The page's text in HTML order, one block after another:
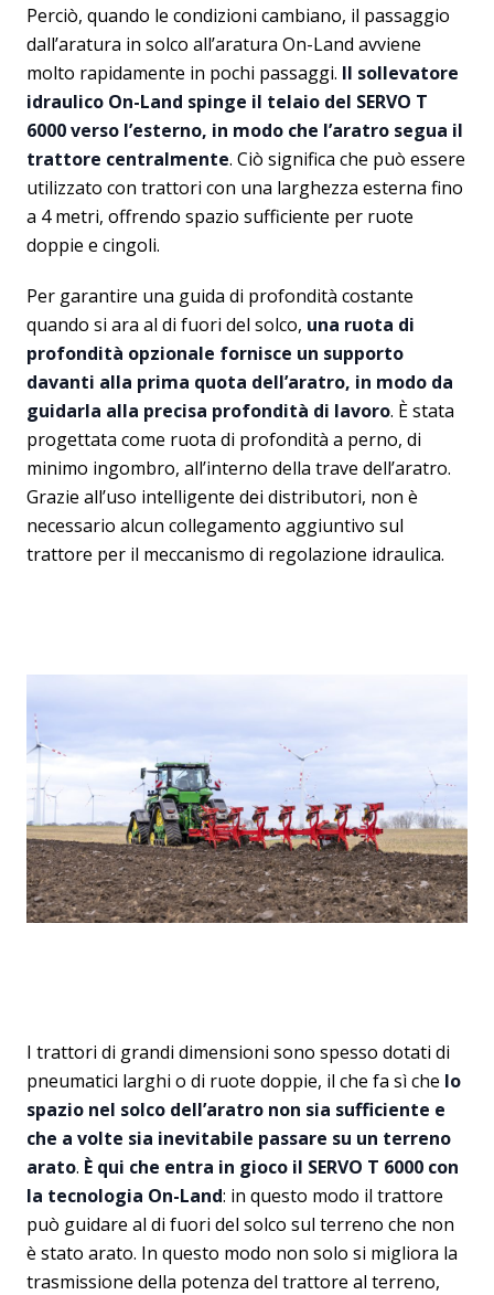
Perciò, quando le condizioni cambiano, il passaggio
dall’aratura in solco all’aratura On-Land avviene
molto rapidamente in pochi passaggi. Il sollevatore
idraulico On-Land spinge il telaio del SERVO T
6000 verso l’esterno, in modo che l’aratro segua il
trattore centralmente. Ciò significa che può essere
utilizzato con trattori con una larghezza esterna fino
a 4 metri, offrendo spazio sufficiente per ruote
doppie e cingoli.
Per garantire una guida di profondità costante
quando si ara al di fuori del solco, una ruota di
profondità opzionale fornisce un supporto
davanti alla prima quota dell’aratro, in modo da
guidarla alla precisa profondità di lavoro. È stata
progettata come ruota di profondità a perno, di
minimo ingombro, all’interno della trave dell’aratro.
Grazie all’uso intelligente dei distributori, non è
necessario alcun collegamento aggiuntivo sul
trattore per il meccanismo di regolazione idraulica.
I trattori di grandi dimensioni sono spesso dotati di
pneumatici larghi o di ruote doppie, il che fa sì che lo
spazio nel solco dell’aratro non sia sufficiente e
che a volte sia inevitabile passare su un terreno
arato. È qui che entra in gioco il SERVO T 6000 con
la tecnologia On-Land: in questo modo il trattore
può guidare al di fuori del solco sul terreno che non
è stato arato. In questo modo non solo si migliora la
trasmissione della potenza del trattore al terreno,